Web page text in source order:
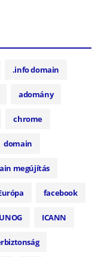
.info domain
adomány
chrome
domain
megújítás
facebook
ICANN